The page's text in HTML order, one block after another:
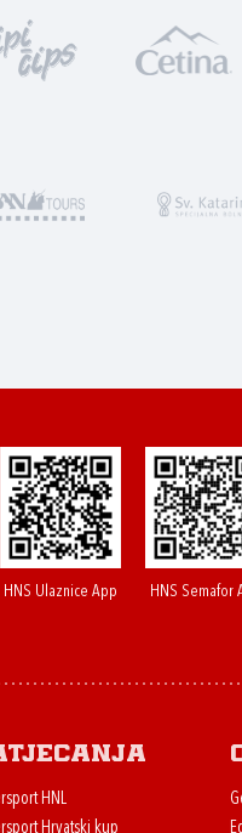
HNS Ulaznice App HNS Semafor
HNL
Hrvatski kup